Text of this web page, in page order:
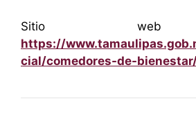
Sitio web
https://
cial/comedores-de-